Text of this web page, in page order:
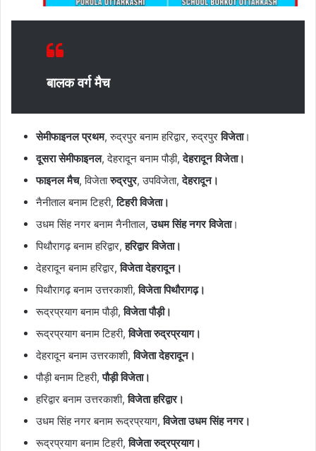
बालक वर्ग मैच
सेमीफाइनल प्रथम, रुद्रपुर बनाम हरिद्वार, रुद्रपुरविजेता।
दूसरा सेमीफाइनल, देहरादून बनाम पौड़ी,देहरादून विजेता।
फाइनल मैच, विजेतारुद्रपुर, उपविजेता,देहरादून।
नैनीताल बनाम टिहरी,टिहरी विजेता।
उधम सिंह नगर बनाम नैनीताल,उधम सिंह नगर विजेता।
पिथौरागढ़ बनाम हरिद्वार,हरिद्वार विजेता।
देहरादून बनाम हरिद्वार,विजेता देहरादून।
पिथौरागढ़ बनाम उत्तरकाशी,विजेता पिथौरागढ़।
रूद्रप्रयाग बनाम पौड़ी,विजेता पौड़ी।
रूद्रप्रयाग बनाम टिहरी,विजेता रुद्रप्रयाग।
देहरादून बनाम उत्तरकाशी,विजेता देहरादून।
पौड़ी बनाम टिहरी,पौड़ी विजेता।
हरिद्वार बनाम उत्तरकाशी,विजेता हरिद्वार।
उधम सिंह नगर बनाम रूद्रप्रयाग,विजेता उधम सिंह नगर।
रूद्रप्रयाग बनाम टिहरी,विजेता रुद्रप्रयाग।